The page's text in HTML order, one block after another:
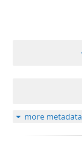
more metadata